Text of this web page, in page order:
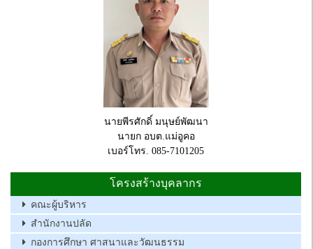
นายพีรศักดิ์ มนุษย์พัฒนา
นายก อบต.แม่อูคอ
เบอร์โทร. 085-7101205
โครงสร้างบุคลากร
คณะผู้บริหาร
สำนักงานปลัด
กองการศึกษา ศาสนาและวัฒนธรรม